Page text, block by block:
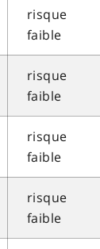
risque
faible
risque
faible
risque
faible
risque
faible